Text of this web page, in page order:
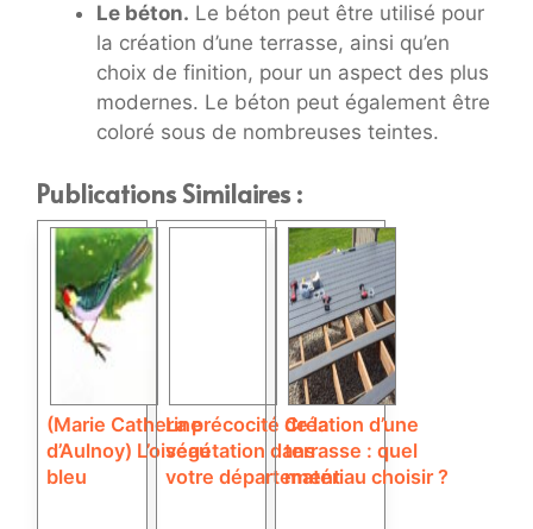
Le béton. Le béton peut être utilisé pour
la création d’une terrasse, ainsi qu’en
choix de finition, pour un aspect des plus
modernes. Le béton peut également être
coloré sous de nombreuses teintes.
Publications Similaires :
(Marie Catherine
d’Aulnoy) L’oiseau
bleu
La précocité de la
végétation dans
votre département
Création d’une
terrasse : quel
matériau choisir ?